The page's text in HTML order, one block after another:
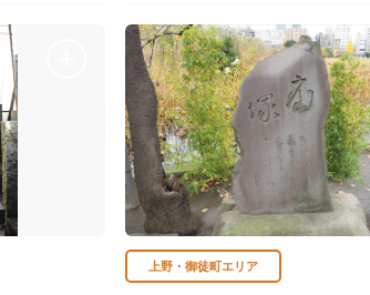
上野・御徒町エリア